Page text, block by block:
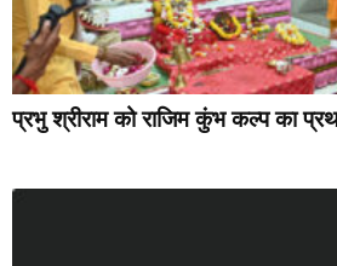
प्रभु श्रीराम को राजिम कुंभ कल्प का